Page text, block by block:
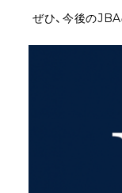
ぜひ、今後の